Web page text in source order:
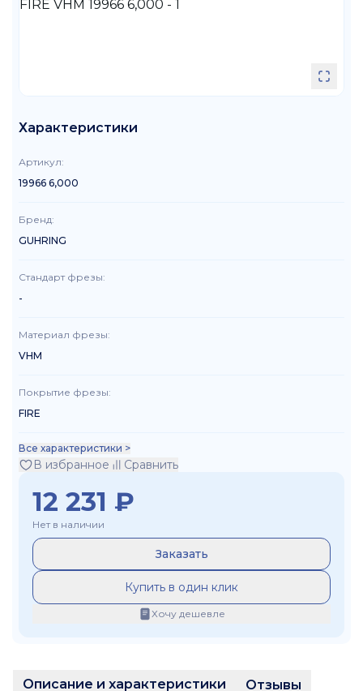
Характеристики
Артикул:
19966 6,000
Бренд:
GUHRING
Стандарт фрезы:
-
Материал фрезы:
VHM
Покрытие фрезы:
FIRE
Все характеристики >
В избранное Сравнить
12 231 ₽
Нет в наличии
Заказать
Купить в один клик
Хочу дешевле
Описание и характеристики Отзывы